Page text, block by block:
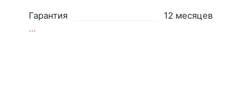
Гарантия
12 месяцев
...